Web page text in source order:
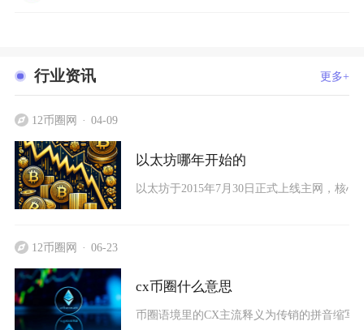
行业资讯 更多+
12币圈网 04-09
以太坊哪年开始的
以太坊于2015年7月30日正式上线主网，核
12币圈网 06-23
cx币圈什么意思
币圈语境里的CX主流释义为传销的拼音缩写